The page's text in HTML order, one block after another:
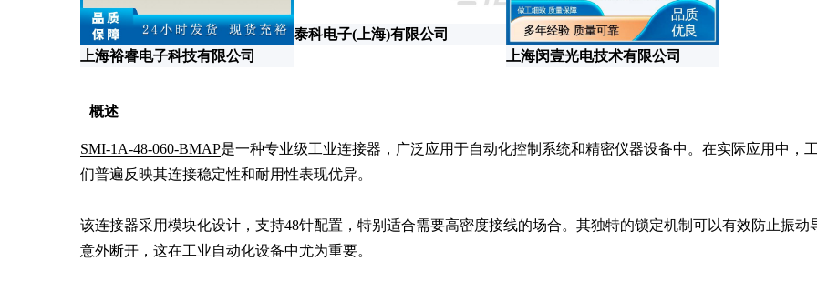
上海裕睿电子科技有限公司
泰科电子(上海)有限公司
上海闵壹光电技术有限公司
概述
SMI-1A-48-060-BMAP是一种专业级工业连接器，广泛应用于自动化控制系统和精密仪器设备中。在实际应用中，
们普遍反映其连接稳定性和耐用性表现优异。
该连接器采用模块化设计，支持48针配置，特别适合需要高密度接线的场合。其独特的锁定机制可以有效防止振动
意外断开，这在工业自动化设备中尤为重要。